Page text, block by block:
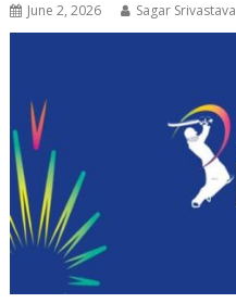
June 2, 2026 Sagar Srivastava